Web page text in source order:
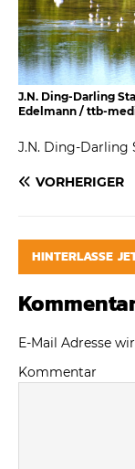
J.N. Ding-Darling
Edelmann / ttb-
J.N. Ding-Darling
VORHERIGER
HINTERLASSE
E-Mail Adresse
Kommentar